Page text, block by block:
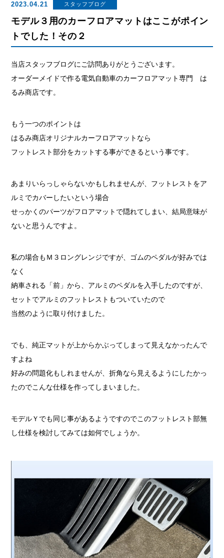
2023.04.21 スタッフブログ
モデル３用のカーフロアマットはここがポイン
トでした！その２
当店スタッフブログにご訪問ありがとうございます。
オーダーメイドで作る電気自動車のカーフロアマット専門 は
るみ商店です。
もう一つのポイントは
はるみ商店オリジナルカーフロアマットなら
フットレスト部分をカットする事ができるという事です。
あまりいらっしゃらないかもしれませんが、フットレストをア
ルミでカバーしたいという場合
せっかくのパーツがフロアマットで隠れてしまい、結局意味が
ないと思うんですよ。
私の場合もＭ３ロングレンジですが、ゴムのペダルが好みでは
なく
納車される「前」から、アルミのペダルを入手したのですが、
セットでアルミのフットレストもついていたので
当然のように取り付けました。
でも、純正マットが上からかぶってしまって見えなかったんで
すよね
好みの問題化もしれませんが、折角なら見えるようにしたかっ
たのでこんな仕様を作ってしまいました。
モデルＹでも同じ事があるようですのでこのフットレスト部無
し仕様を検討してみては如何でしょうか。